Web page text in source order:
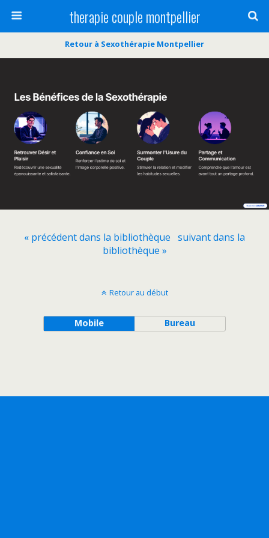
therapie couple montpellier
Retour à Sexothérapie Montpellier
« précédent dans la bibliothèque suivant dans la
bibliothèque »
Retour au début
Mobile Bureau